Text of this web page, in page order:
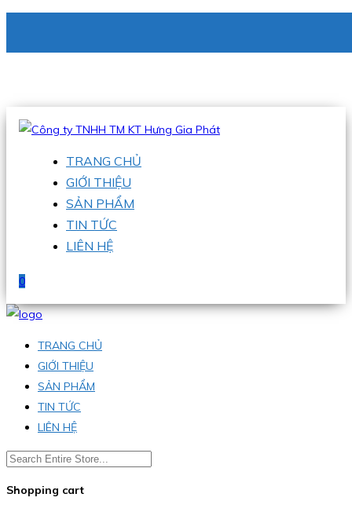
Hotline:0938 336 079
TRANG CHỦ
GIỚI THIỆU
SẢN PHẨM
TIN TỨC
LIÊN HỆ
0
TRANG CHỦ
GIỚI THIỆU
SẢN PHẨM
TIN TỨC
LIÊN HỆ
Shopping cart